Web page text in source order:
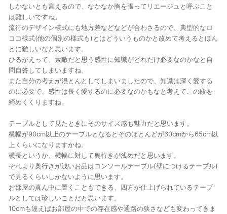
しかないとも言えるので、なかなか胸を張ってリエージュと呼ぶこと
は難しいですね。
流行のデザイン様式にも地方差などなどが合わさるので、典型的なロ
ココ様式(他の個別の様式も)とはどういうものかと改めて考えるとほん
とに難しいなと思います。
ひるがえって、素敵だと思う感性に知識がどれだけ必要なのかなと自
問自答してしまいますね。
また自分の考えが混とんとしてしまいましたので、知識は深く愛する
のに必要で、感性は長く愛するのに必要なのかもなと考えてこの段を
締めくくりますね。
テーブルとして見たときにそのサイズ感も魅力だと思います。
横幅が90cm以上のテーブルとなるとそのほとんどが60cmから65cm以
上くらいになりますかね。
横長というか、横幅に対して奥行きが浅めだと思います。
それより奥行きが浅いお品はコンソールテーブル(壁につけるテーブル)
で見るくらいしかないように思います。
お部屋の真ん中に置くこともできる、四方が仕上げられているテーブ
ルとしては珍しいことだと思います。
10cmも違えばお部屋の中での存在感や通路の狭さなども変わってきま